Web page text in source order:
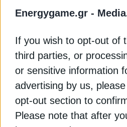
Energygame.gr -
If you wish to opt-out of
third parties, or
or sensitive information
advertising by us,
opt-out section to
Please note that after
προϋπολογισμός κάθε
μπορεί να υπερβαίνει τις
τον κλάδο του εμπορίου
Οι ωφελούμενες
για την υλοποίηση
σε: ενεργειακή αναβάθμιση
(π.χ. θερμομόνωση,